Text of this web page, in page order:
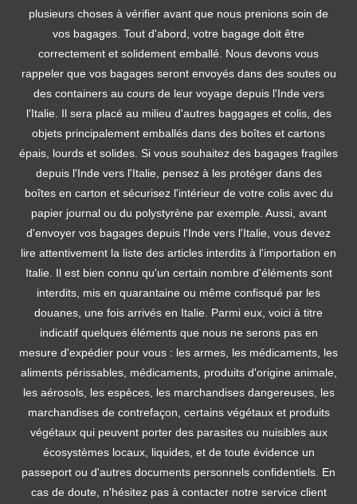
plusieurs choses à vérifier avant que nous prenions soin de
vos bagages. Tout d'abord, votre bagage doit être
correctement et solidement emballé. Nous devons vous
rappeler que vos bagages seront envoyés dans des soutes ou
des containers au cours de leur voyage depuis l'Inde vers
l'Italie. Il sera placé au milieu d'autres baggages et colis, des
objets principalement emballés dans des boîtes et cartons
épais, lourds et solides. Si vous souhaitez des bagages fragiles
depuis l'Inde vers l'Italie, pensez à les protéger dans des
boîtes en carton et sécurisez l'intérieur de votre colis avec du
papier journal ou du polystyrène par exemple. Aussi, avant
d'envoyer vos bagages depuis l'Inde vers l'Italie, vous devez
lire attentivement la liste des articles interdits à l'importation en
Italie. Il est bien connu qu'un certain nombre d'éléments sont
interdits, mis en quarantaine ou même confisqué par les
douanes, une fois arrivés en Italie. Parmi eux, voici à titre
indicatif quelques éléments que nous ne serons pas en
mesure d'expédier pour vous : les armes, les médicaments, les
aliments périssables, médicaments, produits d'origine animale,
les aérosols, les espèces, les marchandises dangereuses, les
marchandises de contrefaçon, certains végétaux et produits
végétaux qui peuvent porter des parasites ou nuisibles aux
écosystèmes locaux, liquides, et de toute évidence un
passeport ou d'autres documents personnels confidentiels. En
cas de doute, n'hésitez pas à contacter notre service client